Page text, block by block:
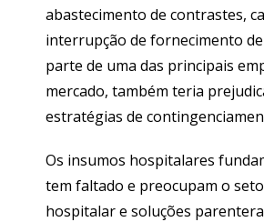
abastecimento de contrastes,
interrupção de fornecimento
parte de uma das principais
mercado, também teria
estratégias de
Os insumos hospitalares
tem faltado e preocupam o
hospitalar e soluções